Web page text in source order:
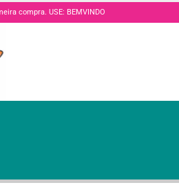
compra. USE: BEMVINDO